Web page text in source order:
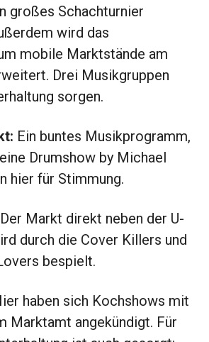
großes Schachturnier
wird das
mobile Marktstände am
Drei Musikgruppen
sorgen.
Ein buntes Musikprogramm,
Drumshow by Michael
hier für Stimmung.
Der Markt direkt neben der U-
durch die Cover Killers und
bespielt.
haben sich Kochshows mit
Marktamt angekündigt. Für